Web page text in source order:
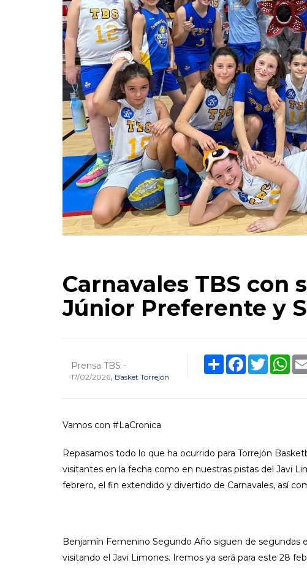
Carnavales TBS con
Júnior Preferente y
Prensa TBS -
17/02/2026, Basket Torrejón
Share Facebook
Twitter
Vamos con #LaCronica
Repasamos todo lo que ha ocurrido para Torrejón
visitantes en la fecha como en nuestras pistas del Javi
febrero, el fin extendido y divertido de Carnavales, así
Benjamín Femenino Segundo Año siguen de segundas
visitando el Javi Limones. Iremos ya será para este 28